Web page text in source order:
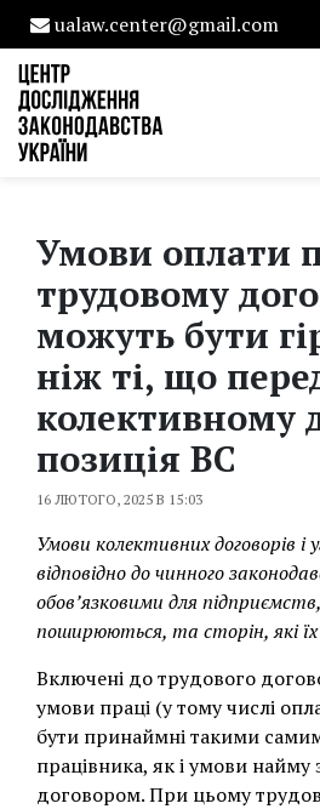
ualaw.center@gmail.com
Умови оплати
трудовому
можуть бути
ніж ті, що
колективному
позиція ВС
16 ЛЮТОГО, 2025 В 15:03
Умови колективних договорів і
відповідно до чинного
обов’язковими для
поширюються, та сторін, які їх
Включені до трудового
умови праці (у тому числі
бути принаймні такими
працівника, як і умови
договором. При цьому